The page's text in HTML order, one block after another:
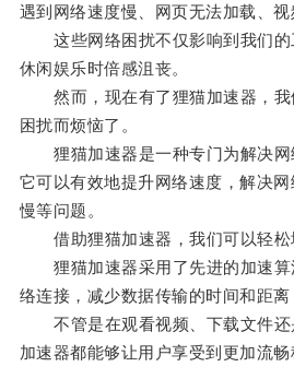
遇到网络速度慢、网页无法加载、视
这些网络困扰不仅影响到我们的
休闲娱乐时倍感沮丧。
然而，现在有了狸猫加速器，我
困扰而烦恼了。
狸猫加速器是一种专门为解决网
它可以有效地提升网络速度，解决
慢等问题。
借助狸猫加速器，我们可以轻松
狸猫加速器采用了先进的加速算
络连接，减少数据传输的时间和距离
不管是在观看视频、下载文件还
加速器都能够让用户享受到更加流畅